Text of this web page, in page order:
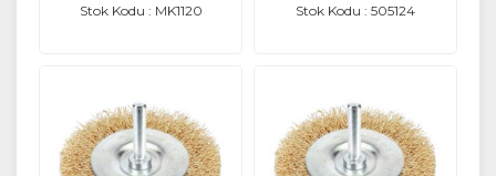
Stok Kodu : MK1120 Stok Kodu : 505124